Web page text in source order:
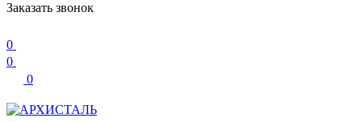
Заказать звонок
0
0
0